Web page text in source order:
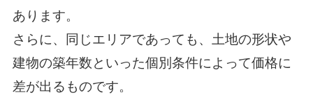
あります。
さらに、同じエリアであっても、土地の形状や
建物の築年数といった個別条件によって価格に
差が出るものです。